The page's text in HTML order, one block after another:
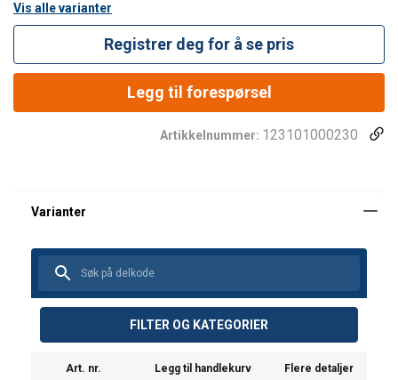
Vis alle varianter
Registrer deg for å se pris
Legg til forespørsel
Artikkelnummer: 123101000230
FILTER OG KATEGORIER
Art. nr. Legg til handlekurv Flere detaljer